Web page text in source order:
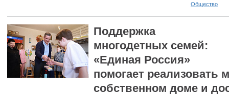
Общество
Поддержка
многодетных семей:
«Единая Россия»
помогает реализовать
собственном доме и